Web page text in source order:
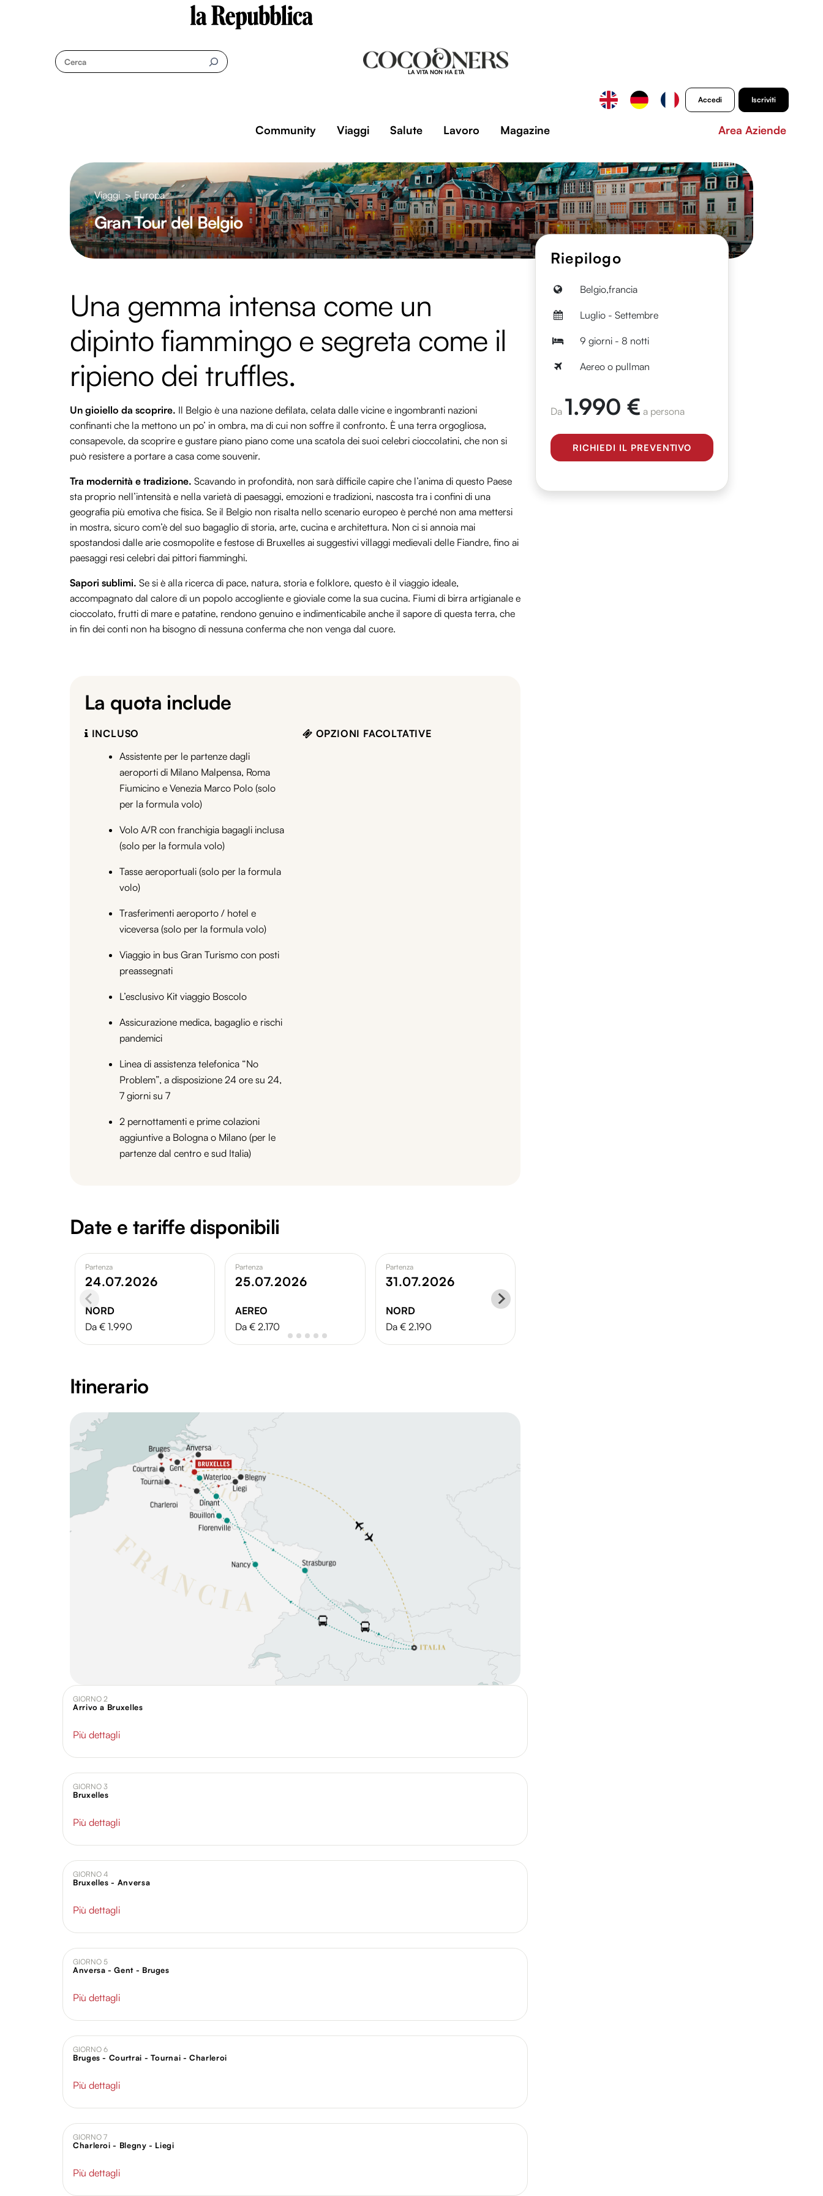
Cerca
LA VITA NON HA ETÀ
Accedi Iscriviti
Community Viaggi Salute Lavoro Magazine Area Aziende
Viaggi > Europa
Gran Tour del Belgio
Una gemma intensa come un
dipinto fiammingo e segreta come il
ripieno dei truffles.
Un gioiello da scoprire. Il Belgio è una nazione defilata, celata dalle vicine e ingombranti nazioni
confinanti che la mettono un po’ in ombra, ma di cui non soffre il confronto. È una terra orgogliosa,
consapevole, da scoprire e gustare piano piano come una scatola dei suoi celebri cioccolatini, che non si
può resistere a portare a casa come souvenir.
Tra modernità e tradizione. Scavando in profondità, non sarà difficile capire che l’anima di questo Paese
sta proprio nell’intensità e nella varietà di paesaggi, emozioni e tradizioni, nascosta tra i confini di una
geografia più emotiva che fisica. Se il Belgio non risalta nello scenario europeo è perché non ama mettersi
in mostra, sicuro com’è del suo bagaglio di storia, arte, cucina e architettura. Non ci si annoia mai
spostandosi dalle arie cosmopolite e festose di Bruxelles ai suggestivi villaggi medievali delle Fiandre, fino ai
paesaggi resi celebri dai pittori fiamminghi.
Sapori sublimi. Se si è alla ricerca di pace, natura, storia e folklore, questo è il viaggio ideale,
accompagnato dal calore di un popolo accogliente e gioviale come la sua cucina. Fiumi di birra artigianale e
cioccolato, frutti di mare e patatine, rendono genuino e indimenticabile anche il sapore di questa terra, che
in fin dei conti non ha bisogno di nessuna conferma che non venga dal cuore.
La quota include
INCLUSO
Assistente per le partenze dagli
aeroporti di Milano Malpensa, Roma
Fiumicino e Venezia Marco Polo (solo
per la formula volo)
Volo A/R con franchigia bagagli inclusa
(solo per la formula volo)
Tasse aeroportuali (solo per la formula
volo)
Trasferimenti aeroporto / hotel e
viceversa (solo per la formula volo)
Viaggio in bus Gran Turismo con posti
preassegnati
L’esclusivo Kit viaggio Boscolo
Assicurazione medica, bagaglio e rischi
pandemici
Linea di assistenza telefonica “No
Problem”, a disposizione 24 ore su 24,
7 giorni su 7
2 pernottamenti e prime colazioni
aggiuntive a Bologna o Milano (per le
partenze dal centro e sud Italia)
OPZIONI FACOLTATIVE
Date e tariffe disponibili
Partenza
24.07.2026
NORD
Da € 1.990
Partenza
25.07.2026
AEREO
Da € 2.170
Partenza
31.07.2026
NORD
Da € 2.190
Itinerario
GIORNO 2
Arrivo a Bruxelles
Più dettagli
GIORNO 3
Bruxelles
Più dettagli
GIORNO 4
Bruxelles - Anversa
Più dettagli
GIORNO 5
Anversa - Gent - Bruges
Più dettagli
GIORNO 6
Bruges - Courtrai - Tournai - Charleroi
Più dettagli
GIORNO 7
Charleroi - Blegny - Liegi
Più dettagli
Riepilogo
Belgio,francia
Luglio - Settembre
9 giorni - 8 notti
Aereo o pullman
Da 1.990 € a persona
RICHIEDI IL PREVENTIVO